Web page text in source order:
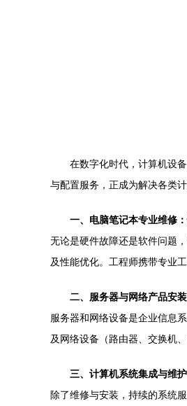
在数字化时代，计算机设
与配置服务，正成为解决各类
一、电脑笔记本专业维修
无论是硬件故障还是软件问题
及性能优化。工程师携带专业
二、服务器与网络产品安
服务器和网络设备是企业信息
及网络设备（路由器、交换机
三、计算机系统集成与维
除了维修与安装，持续的系统